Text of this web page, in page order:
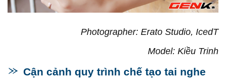
Photographer: Erato Studio, IcedT
Model: Kiều Trinh
Cận cảnh quy trình chế tạo tai nghe